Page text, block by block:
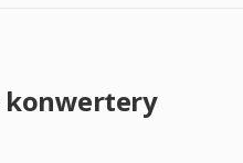
konwertery